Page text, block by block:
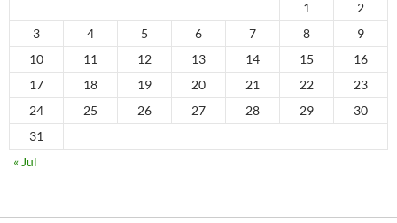
1
2
3
4 5 6 7 8
9
10
11 12 13 14 15
16
17
18 19 20 21 22
23
24
25 26 27 28 29
30
31
« Jul